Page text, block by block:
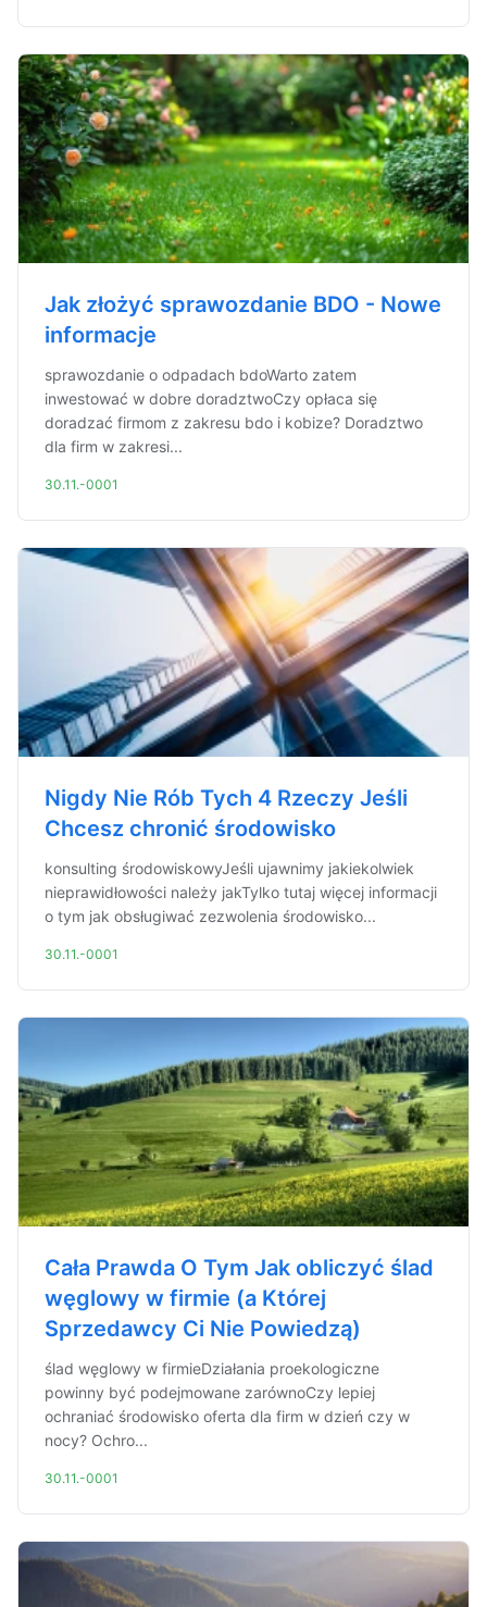
Jak złożyć sprawozdanie BDO - Nowe
informacje
sprawozdanie o odpadach bdoWarto zatem
inwestować w dobre doradztwoCzy opłaca się
doradzać firmom z zakresu bdo i kobize? Doradztwo
dla firm w zakresi...
30.11.-0001
Nigdy Nie Rób Tych 4 Rzeczy Jeśli
Chcesz chronić środowisko
konsulting środowiskowyJeśli ujawnimy jakiekolwiek
nieprawidłowości należy jakTylko tutaj więcej informacji
o tym jak obsługiwać zezwolenia środowisko...
30.11.-0001
Cała Prawda O Tym Jak obliczyć ślad
węglowy w firmie (a Której
Sprzedawcy Ci Nie Powiedzą)
ślad węglowy w firmieDziałania proekologiczne
powinny być podejmowane zarównoCzy lepiej
ochraniać środowisko oferta dla firm w dzień czy w
nocy? Ochro...
30.11.-0001